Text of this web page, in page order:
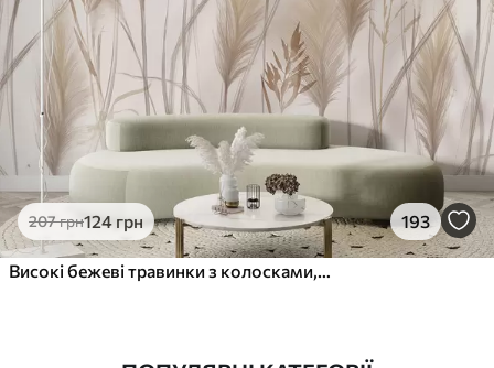
207грн124 грн 193